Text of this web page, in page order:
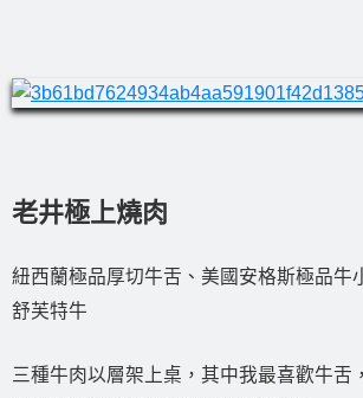
老井極上燒肉
紐西蘭極品厚切牛舌、美國安格斯極品牛
舒芙特牛
三種牛肉以層架上桌，其中我最喜歡牛舌